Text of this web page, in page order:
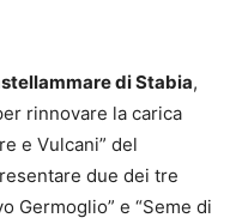
di Stabia,
rinnovare la carica
e Vulcani” del
due dei tre
Germoglio” e “Seme di